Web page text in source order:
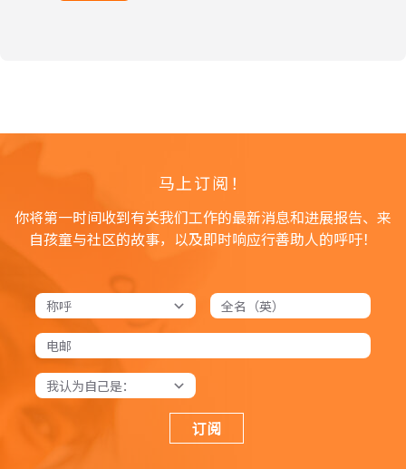
马上订阅！
你将第一时间收到有关我们工作的最新消息和进展报告、来
自孩童与社区的故事，以及即时响应行善助人的呼吁！
订阅